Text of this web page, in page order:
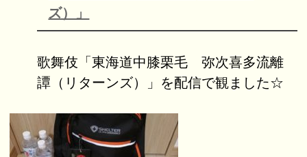
ズ）」
歌舞伎「東海道中膝栗毛 弥次喜多流離
譚（リターンズ）」を配信で観ました☆